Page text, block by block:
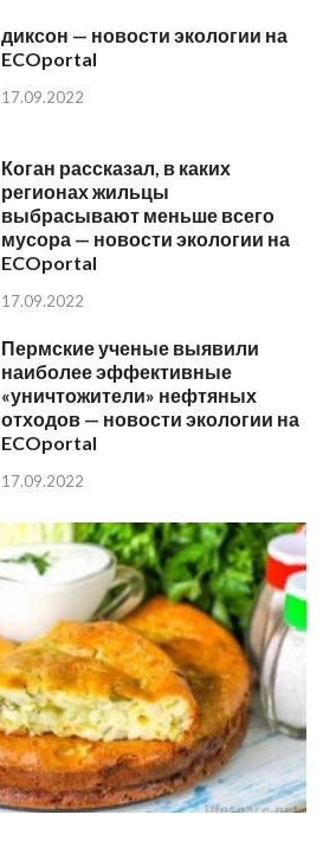
диксон — новости экологии на
ECOportal
17.09.2022
Коган рассказал, в каких
регионах жильцы
выбрасывают меньше всего
мусора — новости экологии на
ECOportal
17.09.2022
Пермские ученые выявили
наиболее эффективные
«уничтожители» нефтяных
отходов — новости экологии на
ECOportal
17.09.2022